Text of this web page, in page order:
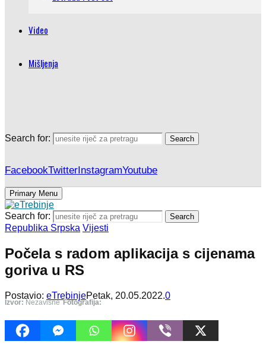
Video
Mišljenja
Search for: Search
FacebookTwitterInstagramYoutube
Primary Menu
Search for: Search
Republika Srpska Vijesti
Počela s radom aplikacija s cijenama
goriva u RS
Postavio: eTrebinjePetak, 20.05.2022.0
Izvor: Nezavisne Fotografija: